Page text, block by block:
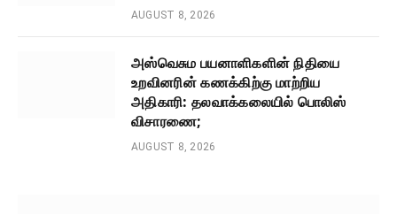
AUGUST 8, 2026
அஸ்வெசும பயனாளிகளின் நிதியை
உறவினரின் கணக்கிற்கு மாற்றிய
அதிகாரி: தலவாக்கலையில் பொலிஸ்
விசாரணை;
AUGUST 8, 2026